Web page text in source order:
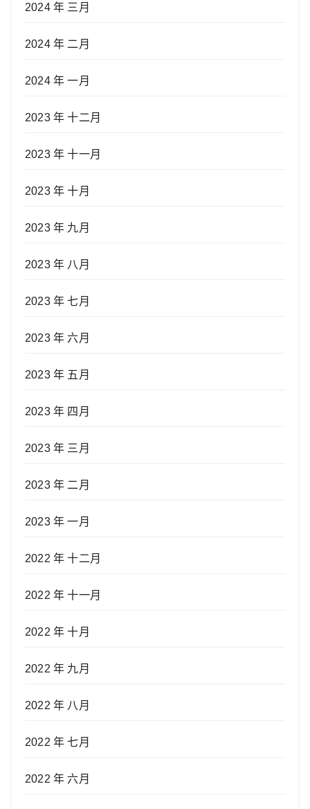
2024 年 三月
2024 年 二月
2024 年 一月
2023 年 十二月
2023 年 十一月
2023 年 十月
2023 年 九月
2023 年 八月
2023 年 七月
2023 年 六月
2023 年 五月
2023 年 四月
2023 年 三月
2023 年 二月
2023 年 一月
2022 年 十二月
2022 年 十一月
2022 年 十月
2022 年 九月
2022 年 八月
2022 年 七月
2022 年 六月